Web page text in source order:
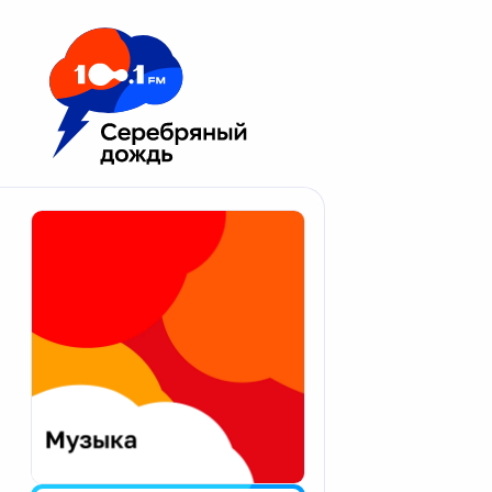
Москва 100.1 FM
Апатиты
Екатеринбург
Калининград
Калуга